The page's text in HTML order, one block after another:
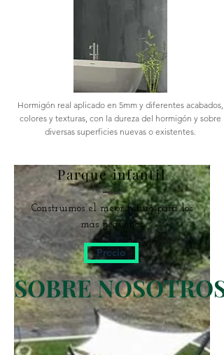
Hormigón real aplicado en 5mm y diferentes acabados,
colores y texturas, con la dureza del hormigón y sobre
diversas superficies nuevas o existentes.
Parque infantil
Construimos el mejor futuro para los
más pequeños.
Precio
SOBRE NOSOTROS